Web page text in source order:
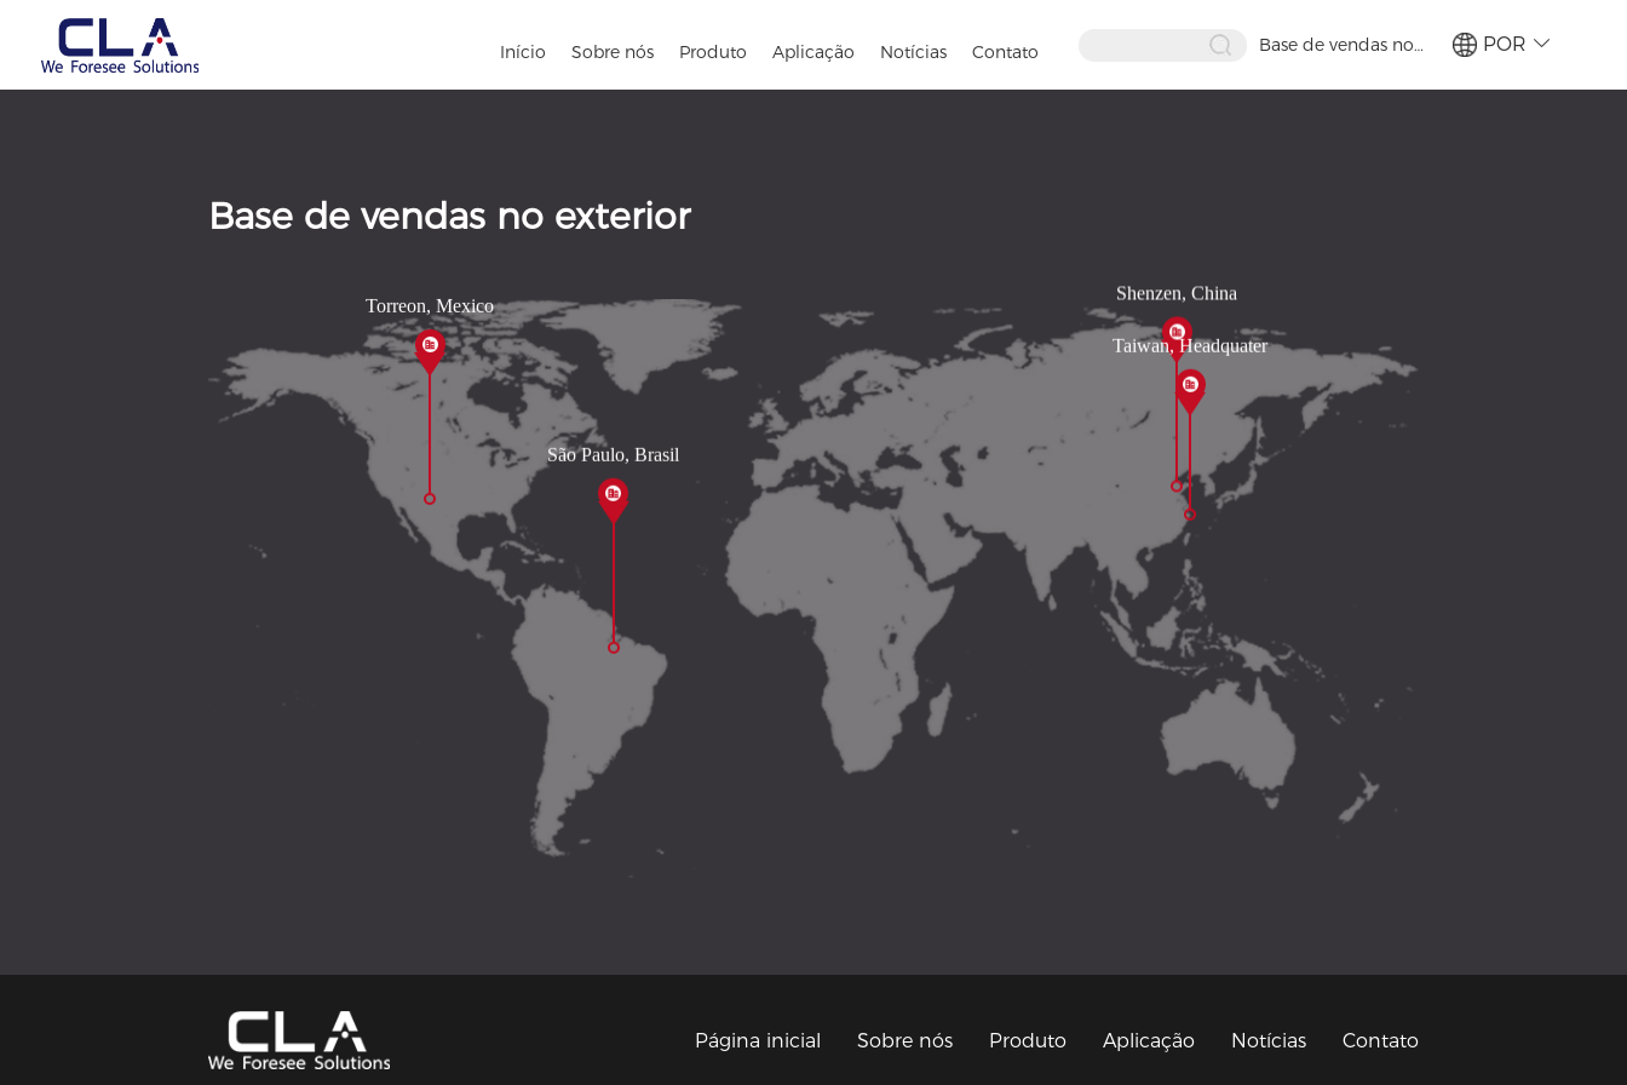
Início Sobre nós Produto Aplicação Notícias Contato
Base de vendas no
POR
Base de vendas no exterior
Shenzen, China
Taiwan, Headquater
Torreon, Mexico
São Paulo, Brasil
Página inicial Sobre nós Produto Aplicação Notícias Contato